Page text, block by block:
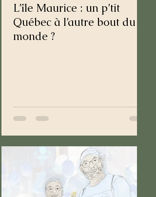
L’île Maurice : un p’tit
Québec à l’autre bout du
monde ?